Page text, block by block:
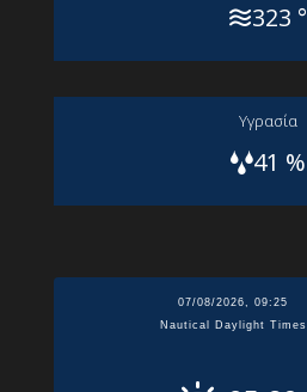
323 °
Yγρασία
41 %
07/08/2026, 09:25
Nautical Daylight Times